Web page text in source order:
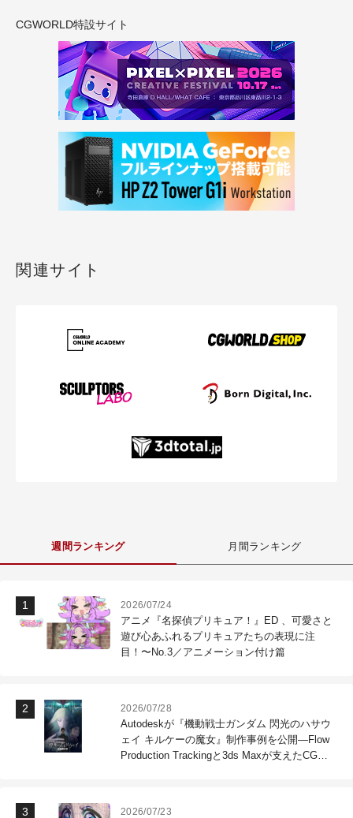
CGWORLD特設サイト
関連サイト
週間ランキング 月間ランキング
2026/07/24
アニメ『名探偵プリキュア！』ED 、可愛さと
遊び心あふれるプリキュアたちの表現に注
目！〜No.3／アニメーション付け篇
2026/07/28
Autodeskが『機動戦士ガンダム 閃光のハサウ
ェイ キルケーの魔女』制作事例を公開―Flow
Production Trackingと3ds Maxが支えたCG制
2026/07/23